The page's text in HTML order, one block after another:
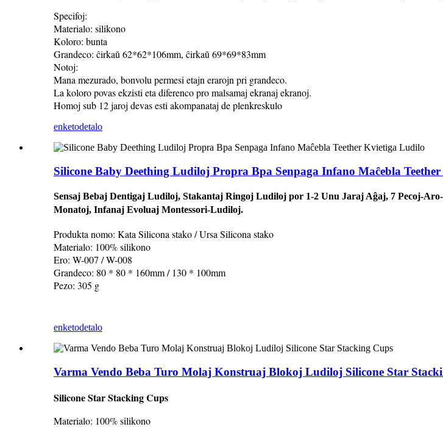
Specifoj:
Materialo: silikono
Koloro: bunta
Grandeco: ĉirkaŭ 62*62*106mm, ĉirkaŭ 69*69*83mm
Notoj:
Mana mezurado, bonvolu permesi etajn erarojn pri grandeco.
La koloro povas ekzisti eta diferenco pro malsamaj ekranaj ekranoj.
Homoj sub 12 jaroj devas esti akompanataj de plenkreskulo
enketodetalo
Silicone Baby Deething Ludiloj Propra Bpa Senpaga Infano Maĉebla
Sensaj Bebaj Dentigaj Ludiloj, Stakantaj Ringoj Ludiloj por 1-2 Unu Jaraj Aĝaj, 7 Pecoj-
Monatoj, Infanaj Evoluaj Montessori-Ludiloj.
Produkta nomo: Kata Silicona stako / Ursa Silicona stako
Materialo: 100% silikono
Ero: W-007 / W-008
Grandeco: 80 * 80 * 160mm / 130 * 100mm
Pezo: 305 g
enketodetalo
Varma Vendo Beba Turo Molaj Konstruaj Blokoj Ludiloj Silicone Star
Silicone Star Stacking Cups
Materialo: 100% silikono